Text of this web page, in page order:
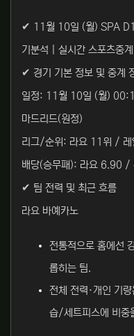
✔ 11월 10일 (월) SPA D1
기분석 | 실시간 스포츠중계
✔ 경기 기본 정보 및 중계
일정: 11월 10일 (월)
마드리드(원정)
리그/순위: 라요 11위 / 레
배당(승무패): 라요 6.90
✔ 팀 전력 및 최근 흐름
라요 바예카노
전통적으로 홈에선
롭히는 팀.
전체 전력·개인 기
습/세트피스에 비중